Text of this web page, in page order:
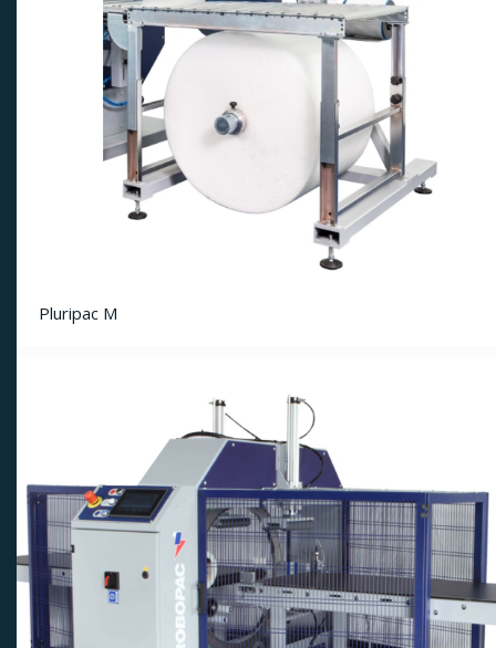
Pluripac M